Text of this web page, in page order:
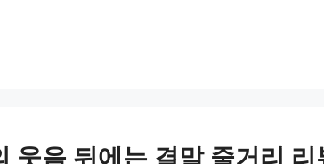
웃음 뒤에는 결말 줄거리 리